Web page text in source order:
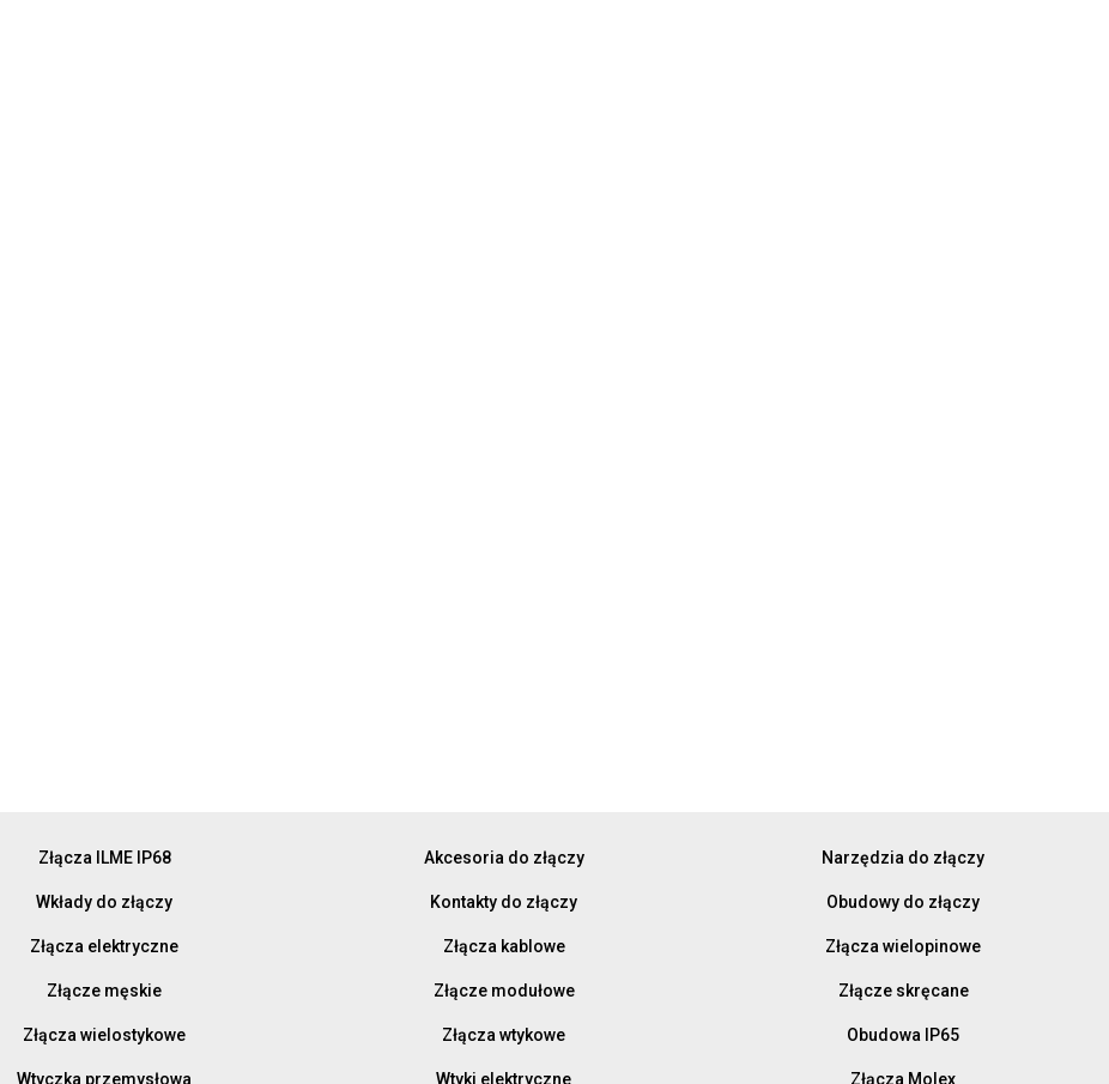
Złącza ILME IP68
Wkłady do złączy
Złącza elektryczne
Złącze męskie
Złącza wielostykowe
Wtyczka przemysłowa
Akcesoria do złączy
Kontakty do złączy
Złącza kablowe
Złącze modułowe
Złącza wtykowe
Wtyki elektryczne
Narzędzia do złączy
Obudowy do złączy
Złącza wielopinowe
Złącze skręcane
Obudowa IP65
Złącza Molex